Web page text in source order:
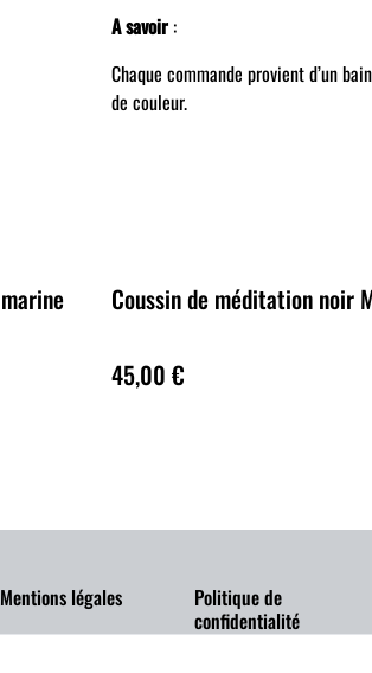
A savoir :
Chaque commande provient d’un
de couleur.
Coussin de méditation noir
45,00 €
Mentions légales
Politique de
confidentialité